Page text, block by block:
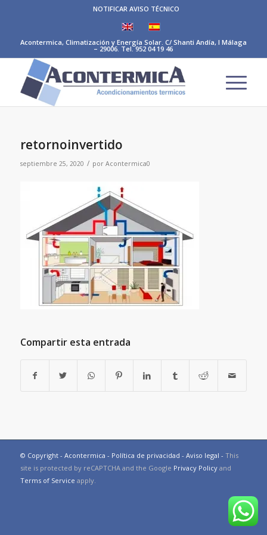
NOTIFICAR AVISO TÉCNICO
Acontermica, Climatización y Energía Solar. C/ Shanti Andía, I Málaga
– 29006. Tel. 952 04 19 46
retornoinvertido
septiembre 25, 2020 / por Acontermica0
Compartir esta entrada
© Copyright - Acontermica - Política de privacidad - Aviso legal - This
site is protected by reCAPTCHA and the Google Privacy Policyand
Terms of Service apply.